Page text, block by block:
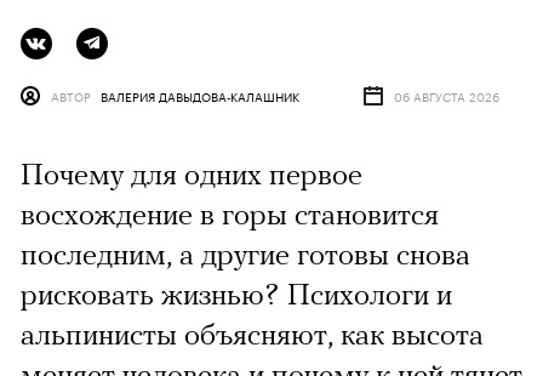
АВТОР ВАЛЕРИЯ ДАВЫДОВА-КАЛАШНИК 06 АВГУСТА 2026
Почему для одних первое
восхождение в горы становится
последним, а другие готовы снова
рисковать жизнью? Психологи и
альпинисты объясняют, как высота